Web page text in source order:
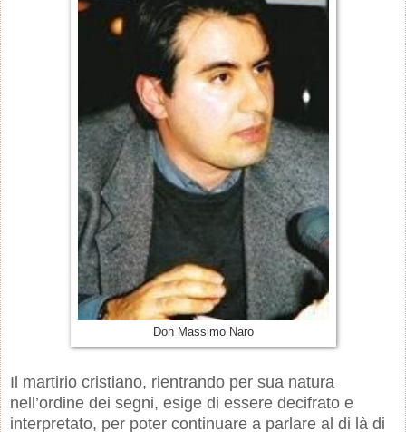
Don Massimo Naro
Il martirio cristiano, rientrando per sua natura
nell’ordine dei segni, esige di essere decifrato e
interpretato, per poter continuare a parlare al di là di